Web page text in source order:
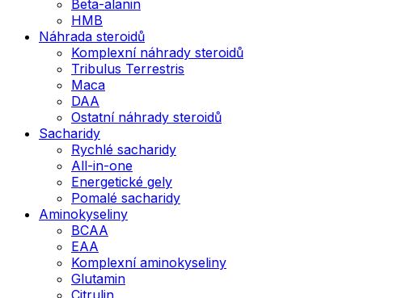
Beta-alanin
HMB
Náhrada steroidů
Komplexní náhrady steroidů
Tribulus Terrestris
Maca
DAA
Ostatní náhrady steroidů
Sacharidy
Rychlé sacharidy
All-in-one
Energetické gely
Pomalé sacharidy
Aminokyseliny
BCAA
EAA
Komplexní aminokyseliny
Glutamin
Citrulin